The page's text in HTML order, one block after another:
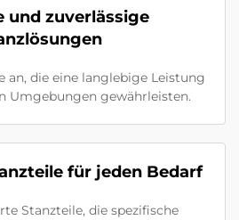
und zuverlässige
an, die eine langlebige Leistung
Umgebungen gewährleisten.
für jeden Bedarf
Stanzteile, die spezifische